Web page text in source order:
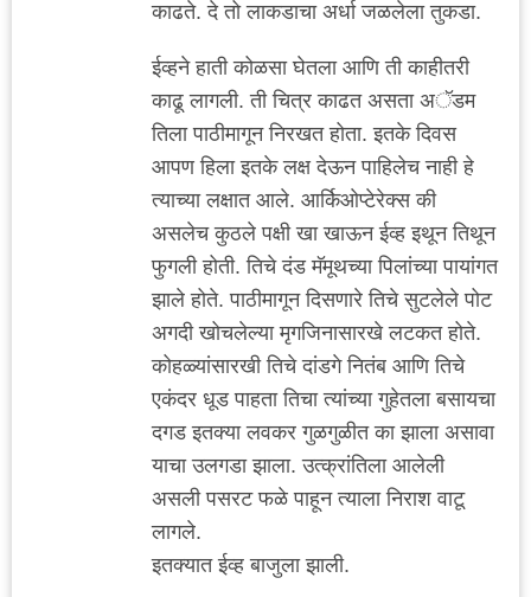
काढते. दे तो लाकडाचा अर्धा जळलेला तुकडा.
ईव्हने हाती कोळसा घेतला आणि ती काहीतरी
काढू लागली. ती चित्र काढत असता अॅडम
तिला पाठीमागून निरखत होता. इतके दिवस
आपण हिला इतके लक्ष देऊन पाहिलेच नाही हे
त्याच्या लक्षात आले. आर्किओप्टेरेक्स की
असलेच कुठले पक्षी खा खाऊन ईव्ह इथून तिथून
फुगली होती. तिचे दंड मॅमूथच्या पिलांच्या पायांगत
झाले होते. पाठीमागून दिसणारे तिचे सुटलेले पोट
अगदी खोचलेल्या मृगजिनासारखे लटकत होते.
कोहळ्यांसारखी तिचे दांडगे नितंब आणि तिचे
एकंदर धूड पाहता तिचा त्यांच्या गुहेतला बसायचा
दगड इतक्या लवकर गुळगुळीत का झाला असावा
याचा उलगडा झाला. उत्क्रांतिला आलेली
असली पसरट फळे पाहून त्याला निराश वाटू
लागले.
इतक्यात ईव्ह बाजुला झाली.